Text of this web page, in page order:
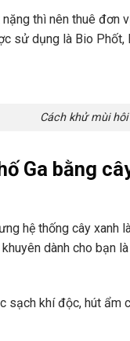
thì nên thuê
sử dụng là Bio
Cách khử mùi
Ga bằng
hệ thống cây
dành cho bạn
sạch khí độc, hút ẩm